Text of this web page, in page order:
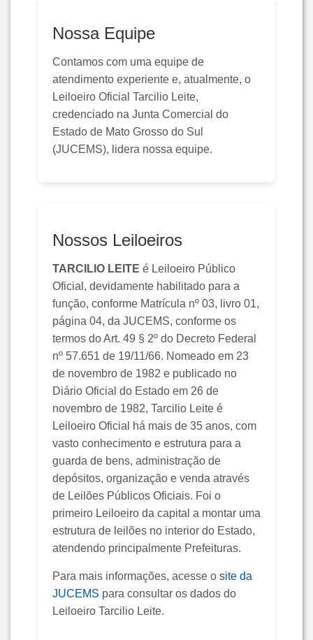
Nossa Equipe
Contamos com uma equipe de
atendimento experiente e, atualmente, o
Leiloeiro Oficial Tarcilio Leite,
credenciado na Junta Comercial do
Estado de Mato Grosso do Sul
(JUCEMS), lidera nossa equipe.
Nossos Leiloeiros
TARCILIO LEITE é Leiloeiro Público
Oficial, devidamente habilitado para a
função, conforme Matrícula nº 03, livro 01,
página 04, da JUCEMS, conforme os
termos do Art. 49 § 2º do Decreto Federal
nº 57.651 de 19/11/66. Nomeado em 23
de novembro de 1982 e publicado no
Diário Oficial do Estado em 26 de
novembro de 1982, Tarcilio Leite é
Leiloeiro Oficial há mais de 35 anos, com
vasto conhecimento e estrutura para a
guarda de bens, administração de
depósitos, organização e venda através
de Leilões Públicos Oficiais. Foi o
primeiro Leiloeiro da capital a montar uma
estrutura de leilões no interior do Estado,
atendendo principalmente Prefeituras.
Para mais informações, acesse o site da
JUCEMS para consultar os dados do
Leiloeiro Tarcilio Leite.